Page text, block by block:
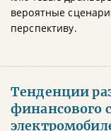
вероятные
перспективу.
Тенденции
финансового